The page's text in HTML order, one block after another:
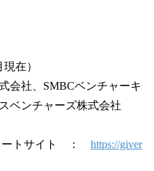
在）
社、SMBCベンチャーキ
ベンチャーズ株式会社
ートサイト ： https://giver